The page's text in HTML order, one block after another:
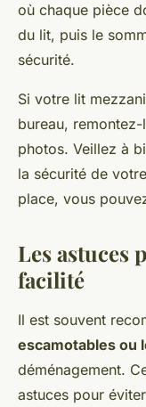
où chaque pièce
du lit, puis le
sécurité.
Si votre lit
bureau,
photos. Veillez à
la sécurité de
place, vous
Les astuces
facilité
Il est souvent
escamotables ou
déménagement.
astuces pour